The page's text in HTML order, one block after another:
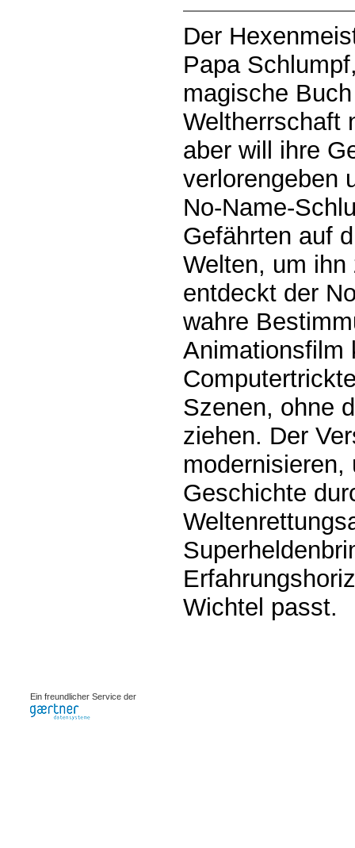
Der
Papa
magische
Weltherrschaft
aber will ihre
verlorengeben
No-Name-
Gefährten auf
Welten, um
entdeckt der
wahre
Animationsfilm
Szenen, ohne
ziehen. Der
modernisieren,
Geschichte
Wichtel passt.
Ein freundlicher Service der